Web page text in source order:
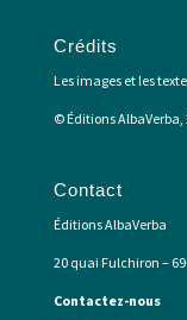
Crédits
Les images et les
© Éditions AlbaVerba,
Contact
Éditions AlbaVerba
20 quai Fulchiron –
Contactez-nous